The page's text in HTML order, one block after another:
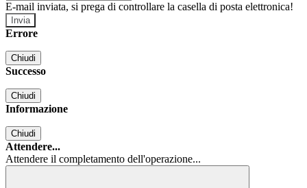
E-mail inviata, si prega di controllare la casella di posta elettronica!
Errore
Chiudi
Successo
Chiudi
Informazione
Chiudi
Attendere...
Attendere il completamento dell'operazione...